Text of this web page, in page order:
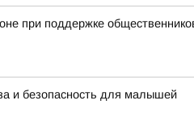
при поддержке
и безопасность для малышей